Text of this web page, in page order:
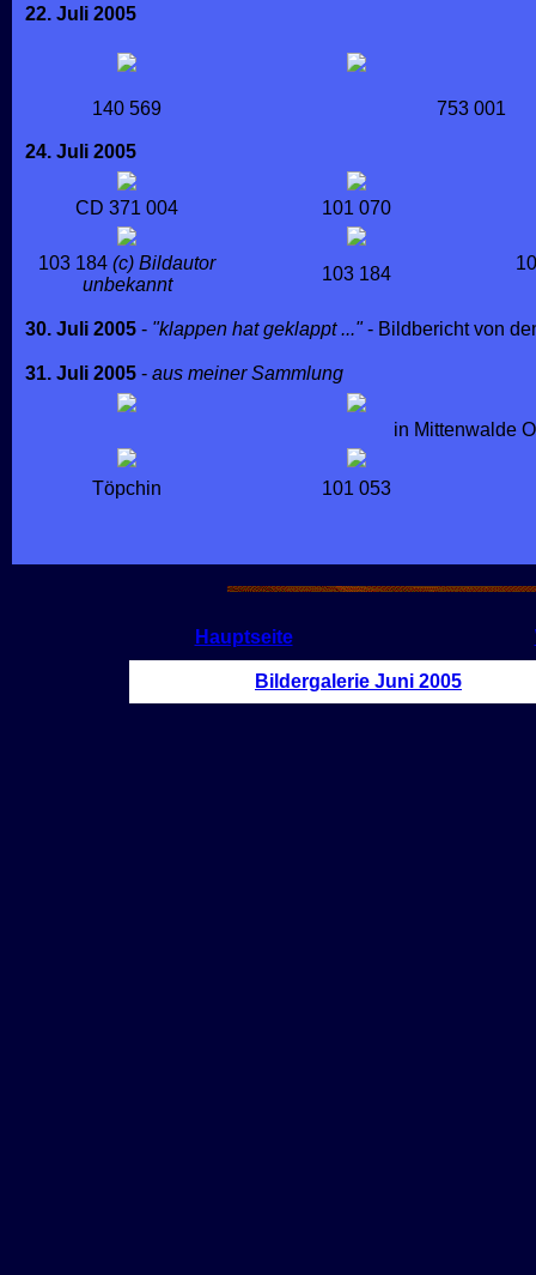
22. Juli 2005
140 569 753 001
24. Juli 2005
CD 371 004 101 070
103 184 (c) Bildautor
unbekannt
103 184
30. Juli 2005 - "klappen hat geklappt ..."- Bildbericht von
31. Juli 2005 - aus meiner Sammlung
in Mittenwalde
Töpchin 101 053
Hauptseite
Bildergalerie Juni 2005